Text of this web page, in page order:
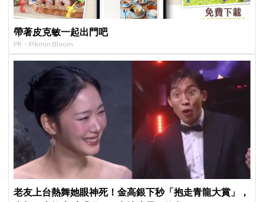
帶著皮克敏一起出門吧
PR・Pikmin Bloom
老友上台熱舞她眼神死！金高銀下秒「抱走青龍大賞」，